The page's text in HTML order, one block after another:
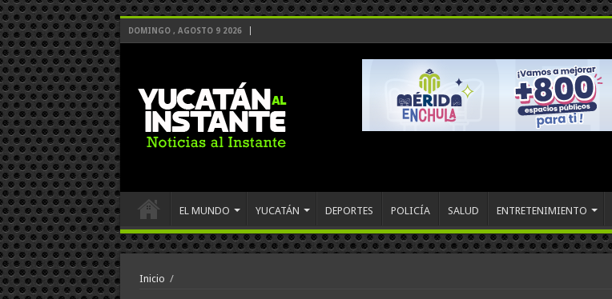
DOMINGO , AGOSTO 9 2026
EL MUNDO YUCATÁN DEPORTES POLICÍA SALUD ENTRETENIMIENTO
Inicio /